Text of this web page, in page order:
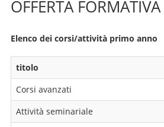
OFFERTA
Elenco dei corsi/attività primo anno
titolo
Corsi avanzati
Attività seminariale